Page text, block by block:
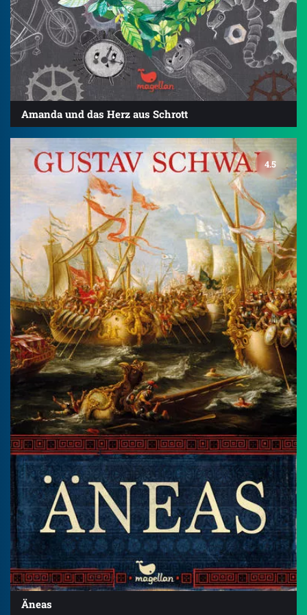
Amanda und das Herz aus Schrott
4.5
Äneas